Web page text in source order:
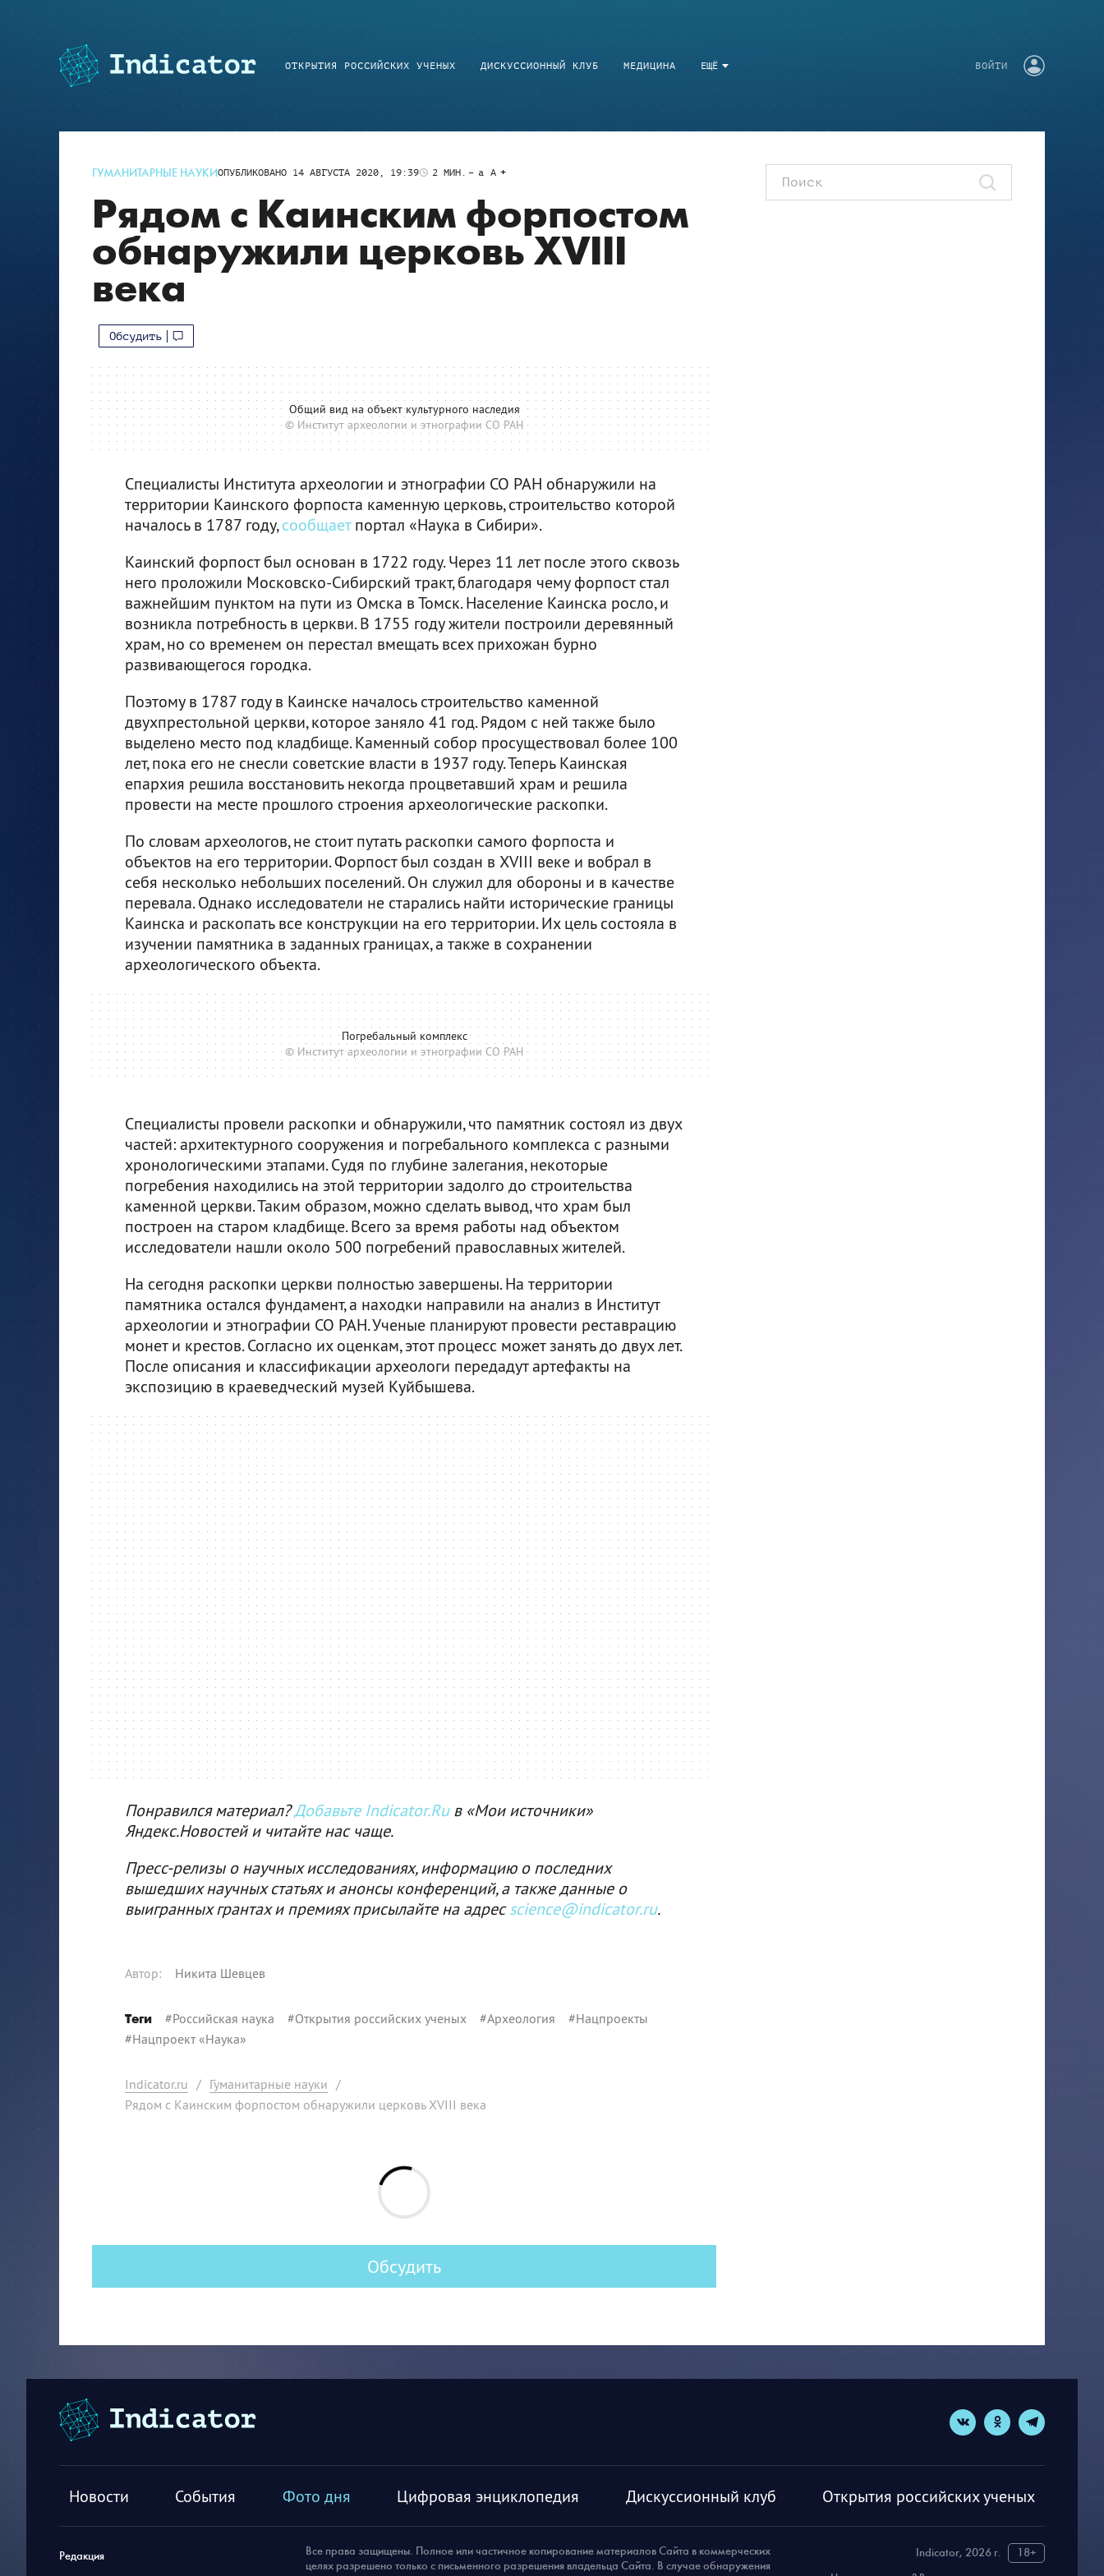
ЕЩЁ
ОТКРЫТИЯ РОССИЙСКИХ УЧЕНЫХ ДИСКУССИОННЫЙ КЛУБ МЕДИЦИНА ВОЙТИ
ГУМАНИТАРНЫЕ НАУКИОПУБЛИКОВАНО 14 АВГУСТА 2020, 19:39 2 МИН. a A
Рядом с Каинским форпостом
обнаружили церковь XVIII
века
Обсудить
Общий вид на объект культурного наследия
© Институт археологии и этнографии СО РАН
Специалисты Института археологии и этнографии СО РАН обнаружили на
территории Каинского форпоста каменную церковь, строительство которой
началось в 1787 году,сообщаетпортал «Наука в Сибири».
Каинский форпост был основан в 1722 году. Через 11 лет после этого сквозь
него проложили Московско-Сибирский тракт, благодаря чему форпост стал
важнейшим пунктом на пути из Омска в Томск. Население Каинска росло, и
возникла потребность в церкви. В 1755 году жители построили деревянный
храм, но со временем он перестал вмещать всех прихожан бурно
развивающегося городка.
Поэтому в 1787 году в Каинске началось строительство каменной
двухпрестольной церкви, которое заняло 41 год. Рядом с ней также было
выделено место под кладбище. Каменный собор просуществовал более 100
лет, пока его не снесли советские власти в 1937 году. Теперь Каинская
епархия решила восстановить некогда процветавший храм и решила
провести на месте прошлого строения археологические раскопки.
По словам археологов, не стоит путать раскопки самого форпоста и
объектов на его территории. Форпост был создан в XVIII веке и вобрал в
себя несколько небольших поселений. Он служил для обороны и в качестве
перевала. Однако исследователи не старались найти исторические границы
Каинска и раскопать все конструкции на его территории. Их цель состояла в
изучении памятника в заданных границах, а также в сохранении
археологического объекта.
Погребальный комплекс
© Институт археологии и этнографии СО РАН
Специалисты провели раскопки и обнаружили, что памятник состоял из двух
частей: архитектурного сооружения и погребального комплекса с разными
хронологическими этапами. Судя по глубине залегания, некоторые
погребения находились на этой территории задолго до строительства
каменной церкви. Таким образом, можно сделать вывод, что храм был
построен на старом кладбище. Всего за время работы над объектом
исследователи нашли около 500 погребений православных жителей.
На сегодня раскопки церкви полностью завершены. На территории
памятника остался фундамент, а находки направили на анализ в Институт
археологии и этнографии СО РАН. Ученые планируют провести реставрацию
монет и крестов. Согласно их оценкам, этот процесс может занять до двух лет.
После описания и классификации археологи передадут артефакты на
экспозицию в краеведческий музей Куйбышева.
Понравился материал?Добавьте Indicator.Ruв «Мои источники»
Яндекс.Новостей и читайте нас чаще.
Пресс-релизы о научных исследованиях, информацию о последних
вышедших научных статьях и анонсы конференций, а также данные о
выигранных грантах и премиях присылайте на адресscience@indicator.ru.
Автор: Никита Шевцев
Теги #Российская наука #Открытия российских ученых #Археология #Нацпроекты
#Нацпроект «Наука»
Indicator.ru / Гуманитарные науки /
Рядом с Каинским форпостом обнаружили церковь XVIII века
Обсудить
Новости События Фото дня Цифровая энциклопедия Дискуссионный клуб Открытия российских ученых
Редакция Indicator, 2026 г.
18+
Все права защищены. Полное или частичное копирование материалов Сайта в коммерческих
целях разрешено только с письменного разрешения владельца Сайта. В случае обнаружения